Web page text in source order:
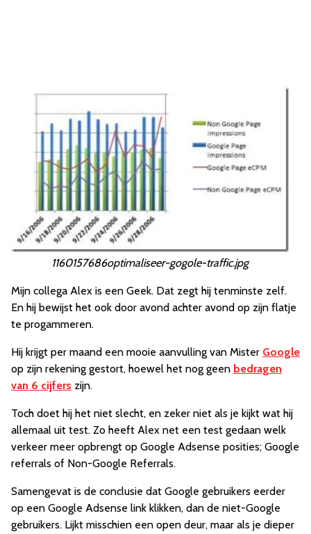
1160157686optimaliseer-gogole-traffic.jpg
Mijn collega Alex is een Geek. Dat zegt hij tenminste zelf.
En hij bewijst het ook door avond achter avond op zijn flatje
te progammeren.
Hij krijgt per maand een mooie aanvulling van Mister Google
op zijn rekening gestort, hoewel het nog geen bedragen
van 6 cijfers zijn.
Toch doet hij het niet slecht, en zeker niet als je kijkt wat hij
allemaal uit test. Zo heeft Alex net een test gedaan welk
verkeer meer opbrengt op Google Adsense posities; Google
referrals of Non-Google Referrals.
Samengevat is de conclusie dat Google gebruikers eerder
op een Google Adsense link klikken, dan de niet-Google
gebruikers. Lijkt misschien een open deur, maar als je dieper